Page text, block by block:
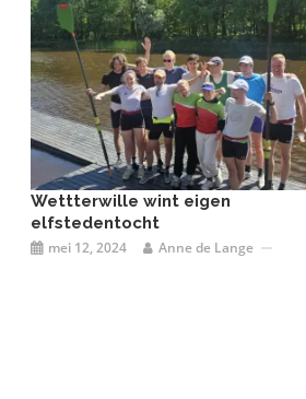
Wettterwille wint eigen
elfstedentocht
mei 12, 2024 Anne de Lange